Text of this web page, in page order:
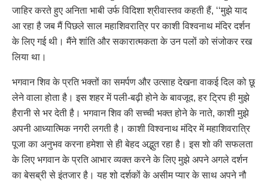
जाहिर करते हुए अनिता भाबी उर्फ विदिशा श्रीवास्तव कहती हैं, ‘‘मुझे याद
आ रहा है जब मैं पिछले साल महाशिवरात्रि पर काशी विश्वनाथ मंदिर दर्शन
के लिए गई थी। मैंने शांति और सकारात्मकता के उन पलों को संजोकर रख
लिया था।
भगवान शिव के प्रति भक्तों का समर्पण और उत्साह देखना वाकई दिल को छू
लेने वाला होता है। इस शहर में पली-बढ़ी होने के बावजूद, हर ट्रिप ही मुझे
हैरानी से भर देती है। भगवान शिव की सच्ची भक्त होने के नाते, काशी मुझे
अपनी आध्यात्मिक नगरी लगती है। काशी विश्वनाथ मंदिर में महाशिवरात्रि
पूजा का अनुभव करना हमेशा से ही बेहद अद्भुत रहा है। इस शो की सफलता
के लिए भगवान के प्रति आभार व्यक्त करने के लिए मुझे अपने अगले दर्शन
का बेसब्री से इंतजार है। यह शो दर्शकों के असीम प्यार के साथ अपने नौ